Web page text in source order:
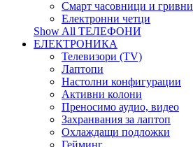
Смарт часовници и гривни
Електронни четци
Show All ТЕЛЕФОНИ
ЕЛЕКТРОНИКА
Телевизори (TV)
Лаптопи
Настолни конфигурации
Активни колони
Преносимо аудио, видео
Захранвания за лаптоп
Охлаждащи подложки
Гейминг